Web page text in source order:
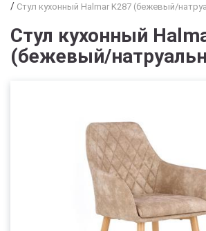
/ Стул кухонный Halmar K287 (бежевый/
Стул кухонный
(бежевый/